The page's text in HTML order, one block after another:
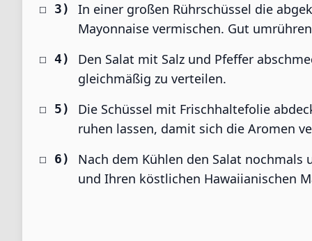
In einer großen Rührschüssel die
Mayonnaise vermischen. Gut
Den Salat mit Salz und Pfeffer
gleichmäßig zu verteilen.
Die Schüssel mit Frischhaltefolie
ruhen lassen, damit sich die Aromen
Nach dem Kühlen den Salat nochmals
und Ihren köstlichen Hawaiianischen